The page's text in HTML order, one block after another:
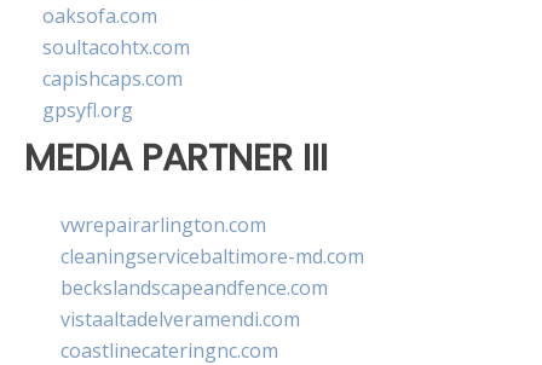
oaksofa.com
soultacohtx.com
capishcaps.com
gpsyfl.org
MEDIA PARTNER III
vwrepairarlington.com
cleaningservicebaltimore-md.com
beckslandscapeandfence.com
vistaaltadelveramendi.com
coastlinecateringnc.com